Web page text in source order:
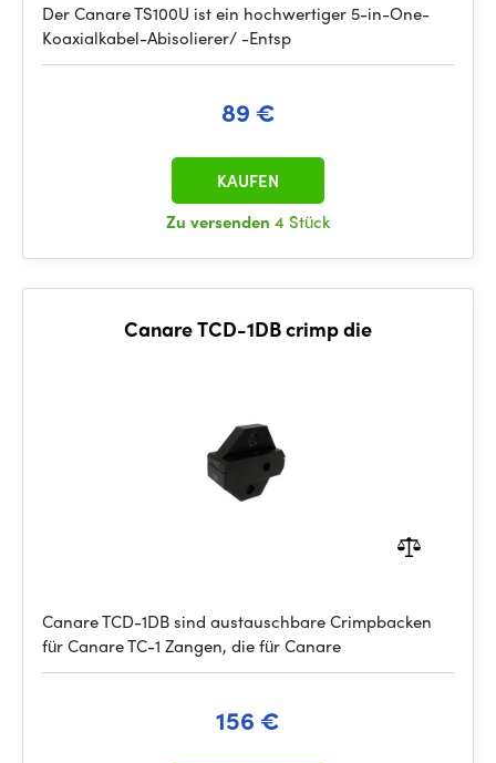
Der Canare TS100U ist ein hochwertiger 5-in-One-
Koaxialkabel-Abisolierer/ -Entsp
89 €
Zu versenden 4 Stück
KAUFEN
Canare TCD-1DB crimp die
Canare TCD-1DB sind austauschbare Crimpbacken
für Canare TC-1 Zangen, die für Canare
156 €